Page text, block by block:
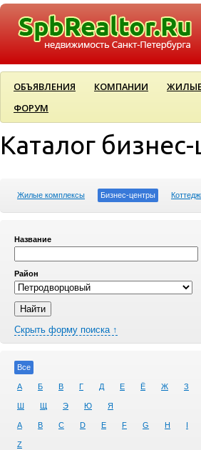
ОБЪЯВЛЕНИЯ КОМПАНИИ
ФОРУМ
Каталог
Жилые комплексы Бизнес-центры
Название
Район
Скрыть форму поиска ↑
Все
А Б В Г Д Е Ё Ж З
Ш Щ Э Ю Я
A B C D E F G H I
Z